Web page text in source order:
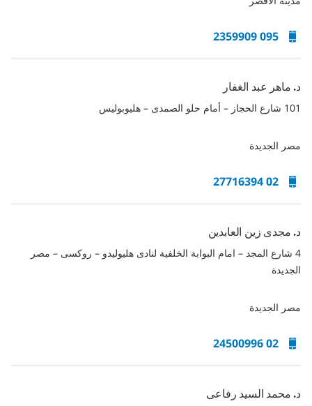
095 2359909
د. ماهر عبد الغفار
101 شارع الحجاز – أمام حلو الصمدى – هليوبوليس
مصر الجديدة
02 27716394
د. مجدى زين العابدين
4 شارع المجد – امام البوابة الخلفية لنادى هليوليدو – روكسى – مصر
الجديدة
مصر الجديدة
02 24500996
د. محمد السيد رفاعى